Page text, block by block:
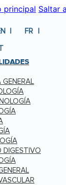
principal Saltar
FR
GENERAL
DIGESTIVO